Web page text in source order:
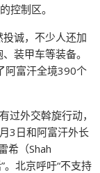
控制区。
诚，不少人还加
装甲车等装备。
阿富汗全境390个
过外交斡旋行动，
3日和阿富汗外长
希（Shah
北京呼吁“不支持